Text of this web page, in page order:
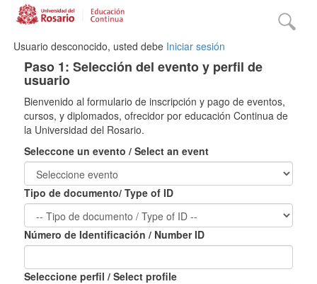
Usuario desconocido, usted debe Iniciar sesión
Paso 1: Selección del evento y perfil de
usuario
Bienvenido al formulario de inscripción y pago de eventos,
cursos, y diplomados, ofrecidor por educación Continua de
la Universidad del Rosario.
Seleccone un evento / Select an event
Tipo de documento/ Type of ID
Número de Identificación / Number ID
Seleccione perfil / Select profile